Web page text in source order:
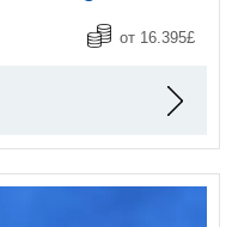
от 16.395£